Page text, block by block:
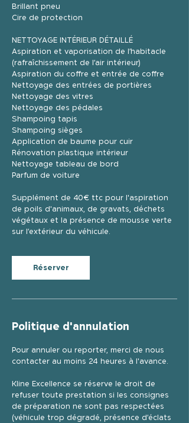
Brillant pneu
Cire de protection
NETTOYAGE INTÉRIEUR DÉTAILLÉ
Aspiration et vaporisation de l’habitacle
(rafraîchissement de l’air intérieur)
Aspiration du coffre et entrée de coffre
Nettoyage des entrées de portières
Nettoyage des vitres
Nettoyage des pédales
Shampoing tapis
Shampoing sièges
Application de baume pour cuir
Rénovation plastique intérieur
Nettoyage tableau de bord
Parfum de voiture
Supplément de 40€ ttc pour l'aspiration
de poils d'animaux, de gravats, déchets
végétaux et la présence de mousse verte
sur l’extérieur du véhicule.
Réserver
Politique d'annulation
Pour annuler ou reporter, merci de nous
contacter au moins 24 heures à l'avance.
Kline Excellence se réserve le droit de
refuser toute prestation si les consignes
de préparation ne sont pas respectées
(véhicule trop dégradé, présence d’éclats